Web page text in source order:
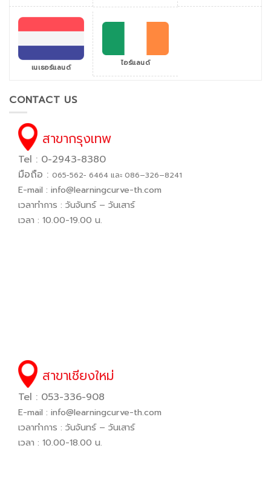
เนเธอร์แลนด์ ไอร์แลนด์
CONTACT US
สาขากรุงเทพ
Tel : 0-2943-8380
มือถือ : 065−562− 6464 และ 086–326–8241
E-mail : info@learningcurve-th.com
เวลาทำการ : วันจันทร์ – วันเสาร์
เวลา : 10.00-19.00 น.
สาขาเชียงใหม่
Tel : 053-336-908
E-mail : info@learningcurve-th.com
เวลาทำการ : วันจันทร์ – วันเสาร์
เวลา : 10.00-18.00 น.